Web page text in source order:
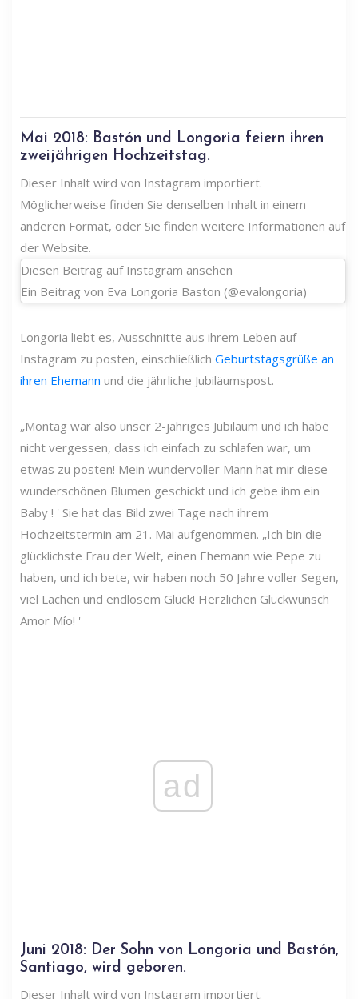
Mai 2018: Bastón und Longoria feiern ihren
zweijährigen Hochzeitstag.
Dieser Inhalt wird von Instagram importiert.
Möglicherweise finden Sie denselben Inhalt in einem
anderen Format, oder Sie finden weitere Informationen auf
der Website.
Diesen Beitrag auf Instagram ansehen
Ein Beitrag von Eva Longoria Baston (@evalongoria)
Longoria liebt es, Ausschnitte aus ihrem Leben auf
Instagram zu posten, einschließlich Geburtstagsgrüße an
ihren Ehemann und die jährliche Jubiläumspost.
„Montag war also unser 2-jähriges Jubiläum und ich habe
nicht vergessen, dass ich einfach zu schlafen war, um
etwas zu posten! Mein wundervoller Mann hat mir diese
wunderschönen Blumen geschickt und ich gebe ihm ein
Baby ! ' Sie hat das Bild zwei Tage nach ihrem
Hochzeitstermin am 21. Mai aufgenommen. „Ich bin die
glücklichste Frau der Welt, einen Ehemann wie Pepe zu
haben, und ich bete, wir haben noch 50 Jahre voller Segen,
viel Lachen und endlosem Glück! Herzlichen Glückwunsch
Amor Mío! '
ad
Juni 2018: Der Sohn von Longoria und Bastón,
Santiago, wird geboren.
Dieser Inhalt wird von Instagram importiert.